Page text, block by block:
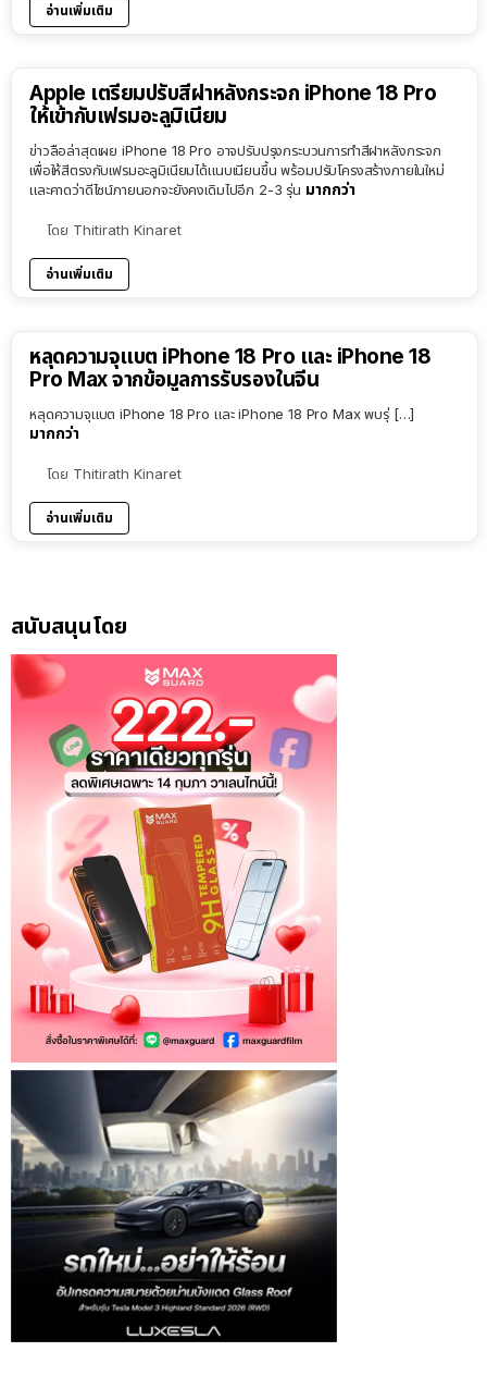
อ่านเพิ่มเติม
Apple เตรียมปรับสีฝาหลังกระจก iPhone 18 Pro
ให้เข้ากับเฟรมอะลูมิเนียม
ข่าวลือล่าสุดเผย iPhone 18 Pro อาจปรับปรุงกระบวนการทำสีฝาหลังกระจก
เพื่อให้สีตรงกับเฟรมอะลูมิเนียมได้แนบเนียนขึ้น พร้อมปรับโครงสร้างภายในใหม่
และคาดว่าดีไซน์ภายนอกจะยังคงเดิมไปอีก 2-3 รุ่น มากกว่า
โดย Thitirath Kinaret
อ่านเพิ่มเติม
หลุดความจุแบต iPhone 18 Pro และ iPhone 18
Pro Max จากข้อมูลการรับรองในจีน
หลุดความจุแบต iPhone 18 Pro และ iPhone 18 Pro Max พบรุ่ […]
มากกว่า
โดย Thitirath Kinaret
อ่านเพิ่มเติม
สนับสนุนโดย